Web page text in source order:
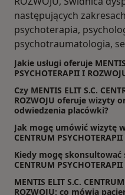
następujących
psychoterapia,
psychotraumatologia,
Jakie usługi oferuje
PSYCHOTERAPII I
Czy MENTIS ELIT S.C.
ROZWOJU oferuje wizyty
odwiedzenia placówki?
Jak mogę umówić wizytę w
CENTRUM
Kiedy mogę skonsultować
CENTRUM
MENTIS ELIT S.C.
ROZWOJU: co mówią